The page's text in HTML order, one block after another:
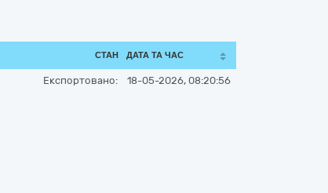
СТАН ДАТА ТА ЧАС
Експортовано: 18-05-2026, 08:20:56